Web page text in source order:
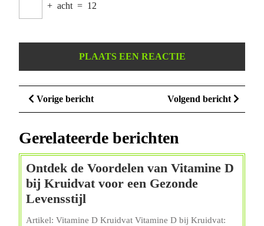
+ acht = 12
Berichtnavigatie
Vorige berichtVorige
bericht
Volgend bericht
bericht
Gerelateerde berichten
Ontdek de Voordelen van Vitamine D
bij Kruidvat voor een Gezonde
Levensstijl
de
Artikel: Vitamine D Kruidvat Vitamine D bij Kruidvat: